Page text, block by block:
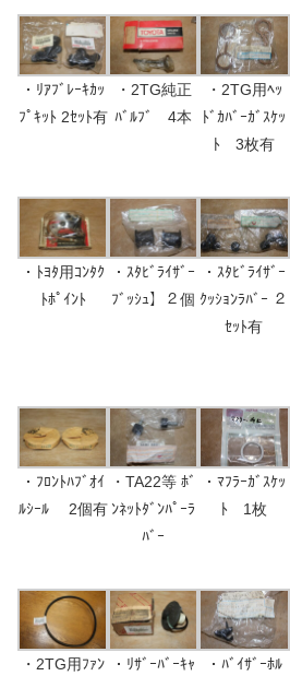
・ﾘｱﾌﾞﾚｰｷｶｯ
ﾌﾟｷｯﾄ 2ｾｯﾄ有
・2TG純正
ﾊﾞﾙﾌﾞ 4本
・2TG用ﾍｯ
ﾄﾞｶﾊﾞｰｶﾞｽｹｯ
ﾄ 3枚有
・ﾄﾖﾀ用ｺﾝﾀｸ
ﾄﾎﾟｲﾝﾄ
・ｽﾀﾋﾞﾗｲｻﾞｰ
ﾌﾞｯｼｭ】２個
・ｽﾀﾋﾞﾗｲｻﾞｰ
ｸｯｼｮﾝﾗﾊﾞｰ ２
ｾｯﾄ有
・ﾌﾛﾝﾄﾊﾌﾞｵｲ
ﾙｼｰﾙ 2個有
・TA22等 ﾎﾞ
ﾝﾈｯﾄﾀﾞﾝﾊﾟｰﾗ
ﾊﾞｰ
・ﾏﾌﾗｰｶﾞｽｹｯ
ﾄ 1枚
・2TG用ﾌｧﾝ ・ﾘｻﾞｰﾊﾞｰｷｬ ・ﾊﾞｲｻﾞｰﾎﾙ